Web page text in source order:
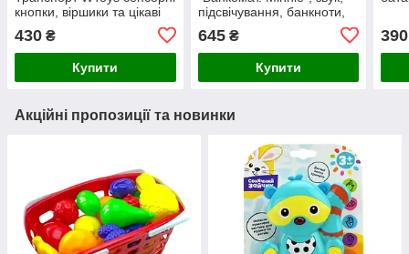
кнопки, віршики та цікаві
430 ₴
Купити
підсвічування, банкноти,
645₴
Купити
390
Акційні пропозиції та новинки